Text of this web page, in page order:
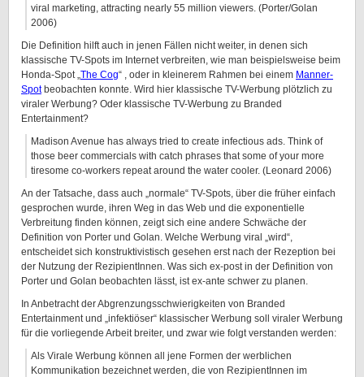
viral marketing, attracting nearly 55 million viewers. (Porter/Golan
2006)
Die Definition hilft auch in jenen Fällen nicht weiter, in denen sich
klassische TV-Spots im Internet verbreiten, wie man beispielsweise beim
Honda-Spot „The Cog“ , oder in kleinerem Rahmen bei einem Manner-
Spotbeobachten konnte. Wird hier klassische TV-Werbung plötzlich zu
viraler Werbung? Oder klassische TV-Werbung zu Branded
Entertainment?
Madison Avenue has always tried to create infectious ads. Think of
those beer commercials with catch phrases that some of your more
tiresome co-workers repeat around the water cooler. (Leonard 2006)
An der Tatsache, dass auch „normale“ TV-Spots, über die früher einfach
gesprochen wurde, ihren Weg in das Web und die exponentielle
Verbreitung finden können, zeigt sich eine andere Schwäche der
Definition von Porter und Golan. Welche Werbung viral „wird“,
entscheidet sich konstruktivistisch gesehen erst nach der Rezeption bei
der Nutzung der RezipientInnen. Was sich ex-post in der Definition von
Porter und Golan beobachten lässt, ist ex-ante schwer zu planen.
In Anbetracht der Abgrenzungsschwierigkeiten von Branded
Entertainment und „infektiöser“ klassischer Werbung soll viraler Werbung
für die vorliegende Arbeit breiter, und zwar wie folgt verstanden werden:
Als Virale Werbung können all jene Formen der werblichen
Kommunikation bezeichnet werden, die von RezipientInnen im